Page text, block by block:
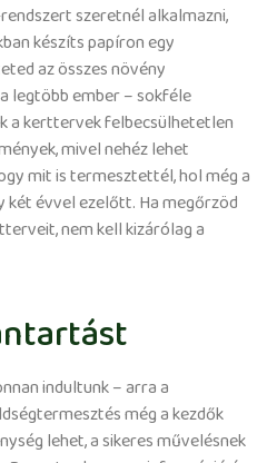
szeretnél alkalmazni,
készíts papíron egy
az összes növény
legtöbb ember – sokféle
a kerttervek felbecsülhetetlen
mivel nehéz lehet
mit is termesztettél, hol még a
két évvel ezelőtt. Ha megőrzöd
nem kell kizárólag a
indultunk – arra a
még a kezdők
lehet, a sikeres művelésnek